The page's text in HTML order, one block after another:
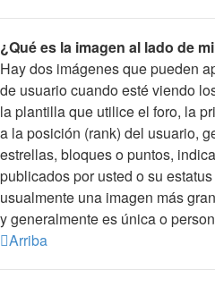
¿Qué es la imagen al lado de
Hay dos imágenes que pueden
de usuario cuando esté viendo
la plantilla que utilice el foro, la
a la posición (rank) del usuario,
estrellas, bloques o puntos,
publicados por usted o su
usualmente una imagen más
y generalmente es única o
Arriba